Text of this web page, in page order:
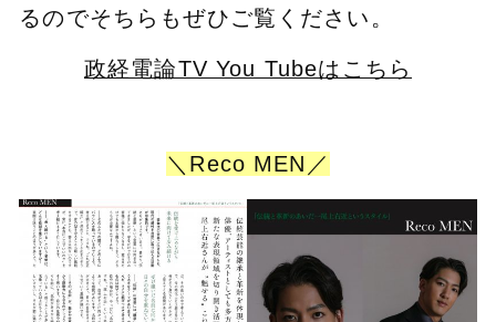
るのでそちらもぜひご覧ください。
政経電論TV You Tubeはこちら
＼Reco MEN／